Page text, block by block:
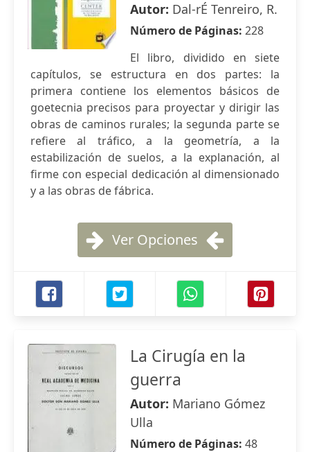
Autor: Dal-rÉ Tenreiro, R.
Número de Páginas: 228
El libro, dividido en siete
capítulos, se estructura en dos partes: la
primera contiene los elementos básicos de
goetecnia precisos para proyectar y dirigir las
obras de caminos rurales; la segunda parte se
refiere al tráfico, a la geometría, a la
estabilización de suelos, a la explanación, al
firme con especial dedicación al dimensionado
y a las obras de fábrica.
Ver Opciones
La Cirugía en la
guerra
Autor: Mariano Gómez
Ulla
Número de Páginas: 48